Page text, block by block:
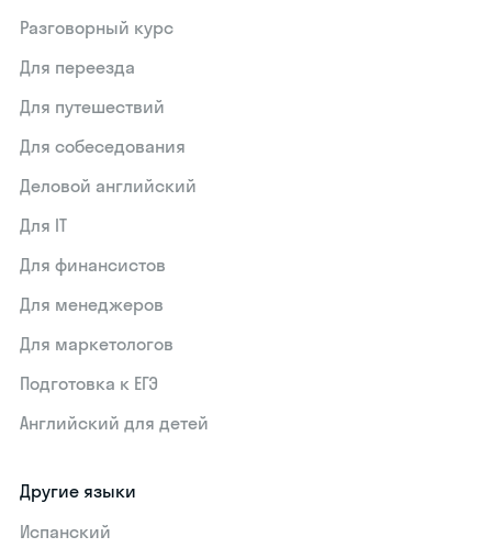
Разговорный курс
Для переезда
Для путешествий
Для собеседования
Деловой английский
Для IT
Для финансистов
Для менеджеров
Для маркетологов
Подготовка к ЕГЭ
Английский для детей
Другие языки
Испанский